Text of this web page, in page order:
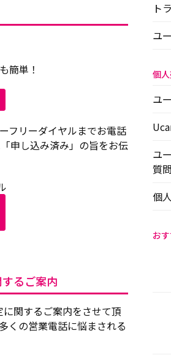
簡単！
フリーダイヤルまでお電話
申し込み済み」の旨をお伝
るご案内
関するご案内をさせて頂
くの営業電話に悩まされる
ト
ユ
個
ユ
ユ
質問
個
お